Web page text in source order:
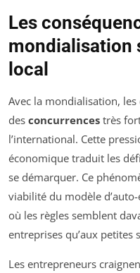
Les
mondialisation
local
Avec la mondialisation,
des concurrences très
l’international. Cette
économique traduit les
se démarquer. Ce
viabilité du modèle
où les règles semblent
entreprises qu’aux petites
Les entrepreneurs